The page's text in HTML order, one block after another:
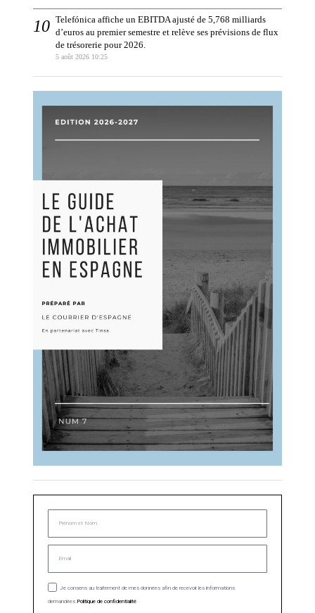
Telefónica affiche un EBITDA ajusté de 5,768 milliards
d’euros au premier semestre et relève ses prévisions de flux
de trésorerie pour 2026.
5 août 2026 10:25
Je consens au traitement de mes données afin de recevoir les informations
demandées. Politique de confidentialité